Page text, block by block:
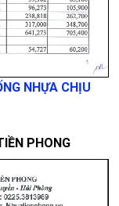
NHỰA CHỊU
PHONG